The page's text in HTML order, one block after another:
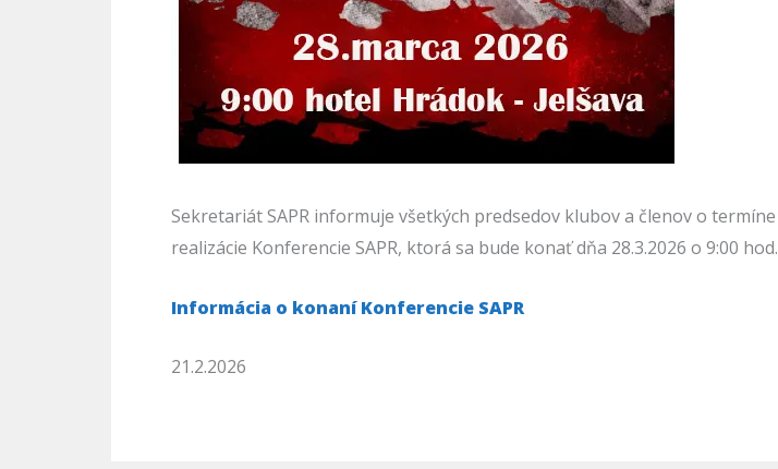
Sekretariát SAPR informuje všetkých predsedov klubov a členov o termíne
realizácie Konferencie SAPR, ktorá sa bude konať dňa 28.3.2026 o 9:00 hod.
Informácia o konaní Konferencie SAPR
21.2.2026